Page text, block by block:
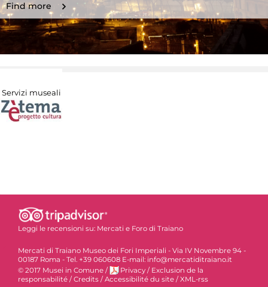
Find more
Servizi museali
Leggi le recensioni su: Mercati e Foro di Traiano
Mercati di Traiano Museo dei Fori Imperiali - Via IV Novembre 94 -
00187 Roma - Tel. +39 060608 E-mail: info@mercatiditraiano.it
© 2017 Musei in Comune / Privacy / Exclusion de la
responsabilité / Credits / Accessibilité du site / XML-rss